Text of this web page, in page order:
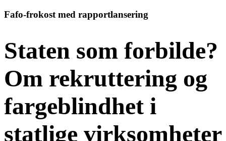
Fafo-frokost med rapportlansering
Staten som forbilde?
Om rekruttering og
fargeblindhet i
statlige virksomheter